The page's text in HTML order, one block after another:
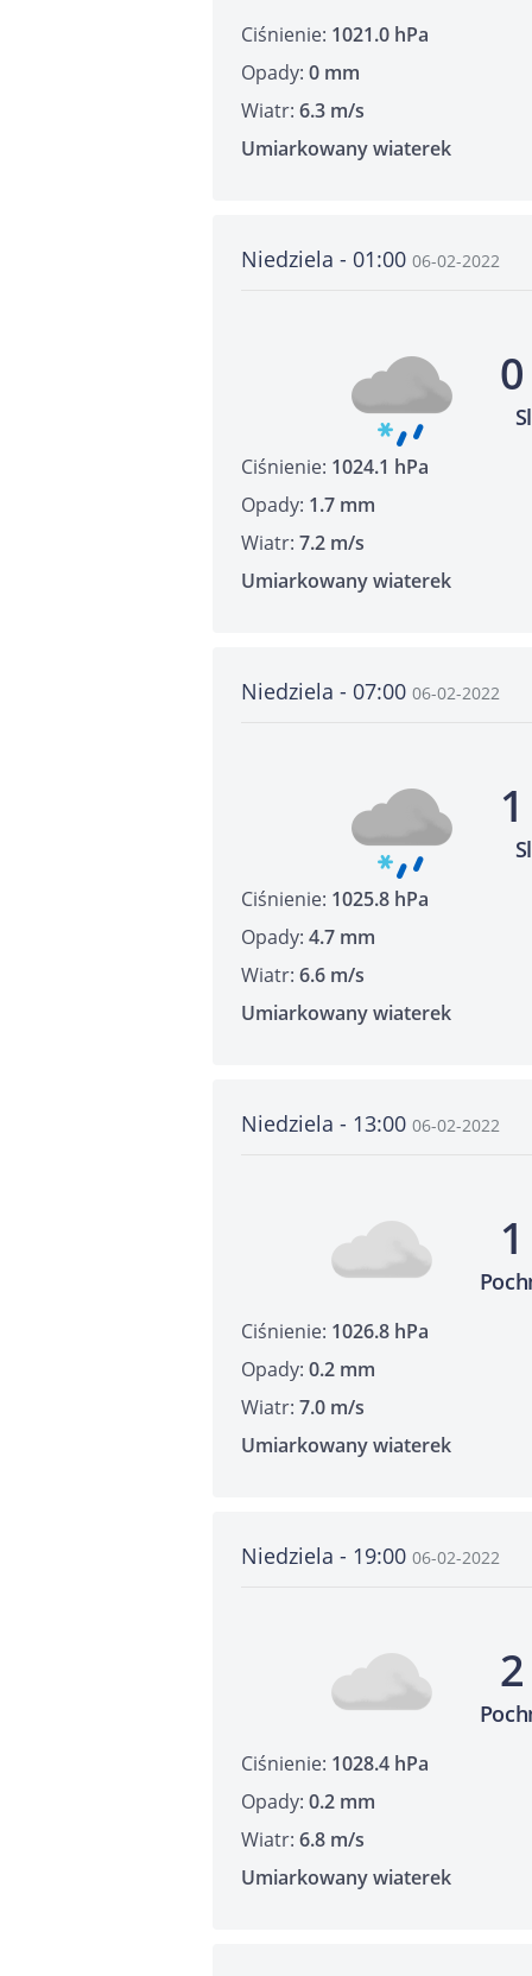
Ciśnienie: 1021.0 hPa
Opady: 0 mm
Wiatr: 6.3 m/s
Umiarkowany wiaterek
Niedziela - 01:00 06-02-2022
Ciśnienie: 1024.1 hPa
Opady: 1.7 mm
Wiatr: 7.2 m/s
Umiarkowany wiaterek
Niedziela - 07:00 06-02-2022
Ciśnienie: 1025.8 hPa
Opady: 4.7 mm
Wiatr: 6.6 m/s
Umiarkowany wiaterek
Niedziela - 13:00 06-02-2022
Ciśnienie: 1026.8 hPa
Opady: 0.2 mm
Wiatr: 7.0 m/s
Umiarkowany wiaterek
Niedziela - 19:00 06-02-2022
Ciśnienie: 1028.4 hPa
Opady: 0.2 mm
Wiatr: 6.8 m/s
Umiarkowany wiaterek